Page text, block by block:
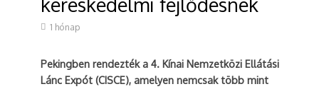
1 hónap
Pekingben rendezték a 4. Kínai Nemzetközi Ellátási
Lánc Expót (CISCE), amelyen nemcsak több mint